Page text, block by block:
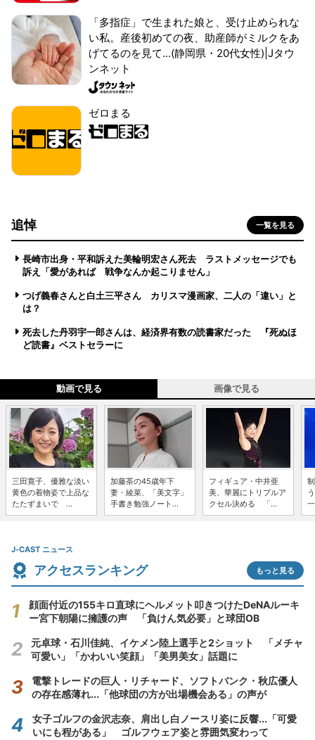
「多指症」で生まれた娘と、受け止められな
い私。産後初めての夜、助産師がミルクをあ
げてるのを見て...(静岡県・20代女性)|Jタウ
ンネット
ゼロまる
追悼 一覧を見る
長崎市出身・平和訴えた美輪明宏さん死去 ラストメッセージでも
訴え「愛があれば 戦争なんか起こりません」
つげ義春さんと白土三平さん カリスマ漫画家、二人の「違い」と
は？
死去した丹羽宇一郎さんは、経済界有数の読書家だった 『死ぬほ
ど読書』ベストセラーに
動画で見る 画像で見る
三田寛子、優雅な淡い
黄色の着物姿で上品な
たたずまいで ...
加藤茶の45歳年下
妻・綾菜、「美文字」
手書き勉強ノート...
フィギュア・中井亜
美、華麗にトリプルア
クセル決める 「...
J-CAST ニュース
アクセスランキング もっと見る
顔面付近の155キロ直球にヘルメット叩きつけたDeNAルーキ
ー宮下朝陽に擁護の声 「負けん気必要」と球団OB
元卓球・石川佳純、イケメン陸上選手と2ショット 「メチャ
可愛い」「かわいい笑顔」「美男美女」話題に
電撃トレードの巨人・リチャード、ソフトバンク・秋広優人
の存在感薄れ...「他球団の方が出場機会ある」の声が
女子ゴルフの金沢志奈、肩出し白ノースリ姿に反響...「可愛
いにも程がある」 ゴルフウェア姿と雰囲気変わって